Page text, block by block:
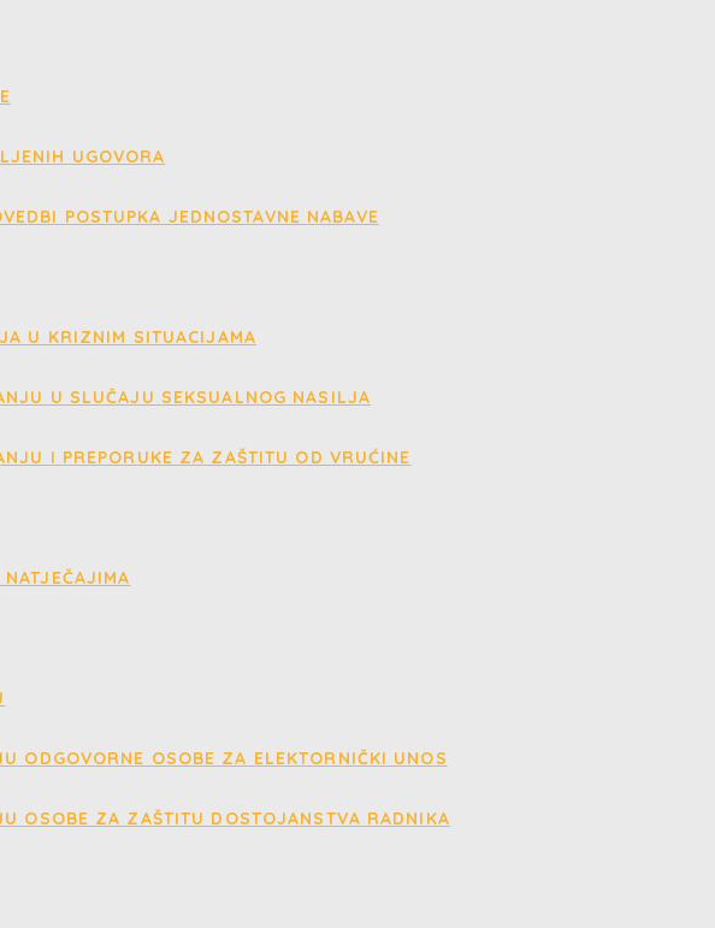
UGOVORA
POSTUPKA JEDNOSTAVNE NABAVE
U KRIZNIM SITUACIJAMA
U SLUČAJU SEKSUALNOG NASILJA
I PREPORUKE ZA ZAŠTITU OD VRUĆINE
ODGOVORNE OSOBE ZA ELEKTORNIČKI UNOS
OSOBE ZA ZAŠTITU DOSTOJANSTVA RADNIKA